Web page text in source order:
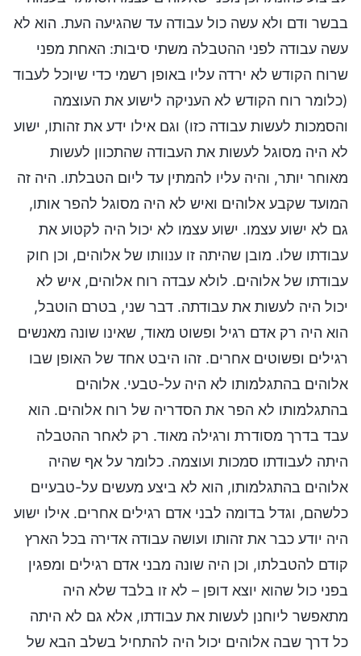
בבשר ודם ולא עשה כול עבודה עד שהגיעה העת. הוא לא
עשה עבודה לפני ההטבלה משתי סיבות: האחת מפני
שרוח הקודש לא ירדה עליו באופן רשמי כדי שיוכל לעבוד
(כלומר רוח הקודש לא העניקה לישוע את העוצמה
והסמכות לעשות עבודה כזו) וגם אילו ידע את זהותו, ישוע
לא היה מסוגל לעשות את העבודה שהתכוון לעשות
מאוחר יותר, והיה עליו להמתין עד ליום הטבלתו. היה זה
המועד שקבע אלוהים ואיש לא היה מסוגל להפר אותו,
גם לא ישוע עצמו. ישוע עצמו לא יכול היה לקטוע את
עבודתו שלו. מובן שהיתה זו ענוותו של אלוהים, וכן חוק
עבודתו של אלוהים. לולא עבדה רוח אלוהים, איש לא
יכול היה לעשות את עבודתה. דבר שני, בטרם הוטבל,
הוא היה רק אדם רגיל ופשוט מאוד, שאינו שונה מאנשים
רגילים ופשוטים אחרים. זהו היבט אחד של האופן שבו
אלוהים בהתגלמותו לא היה על-טבעי. אלוהים
בהתגלמותו לא הפר את הסדריה של רוח אלוהים. הוא
עבד בדרך מסודרת ורגילה מאוד. רק לאחר ההטבלה
היתה לעבודתו סמכות ועוצמה. כלומר על אף שהיה
אלוהים בהתגלמותו, הוא לא ביצע מעשים על-טבעיים
כלשהם, וגדל בדומה לבני אדם רגילים אחרים. אילו ישוע
היה יודע כבר את זהותו ועושה עבודה אדירה בכל הארץ
קודם להטבלתו, וכן היה שונה מבני אדם רגילים ומפגין
בפני כול שהוא יוצא דופן – לא זו בלבד שלא היה
מתאפשר ליוחנן לעשות את עבודתו, אלא גם לא היתה
כל דרך שבה אלוהים יכול היה להתחיל בשלב הבא של